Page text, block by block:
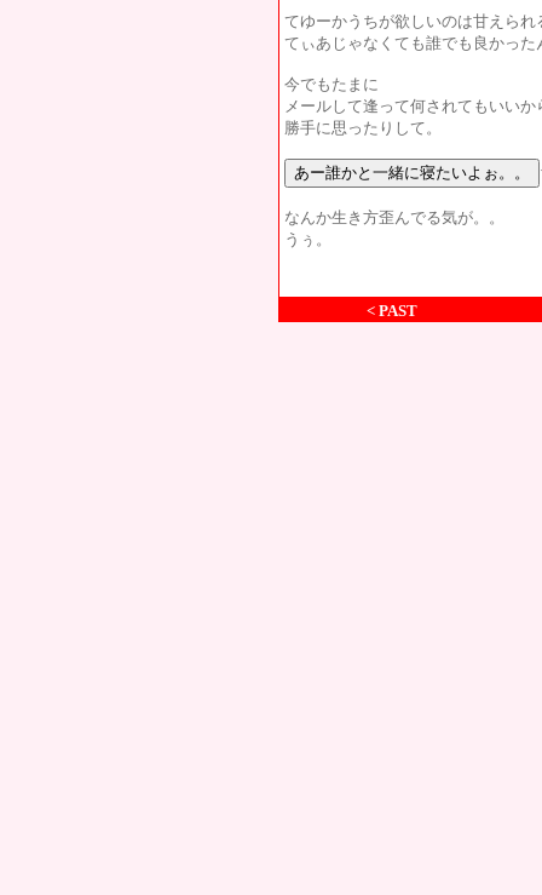
てゆーかうちが欲しいのは甘えられ
てぃあじゃなくても誰でも良かった
今でもたまに
メールして逢って何されてもいい
勝手に思ったりして。
なんか生き方歪んでる気が。。
うぅ。
< PAST